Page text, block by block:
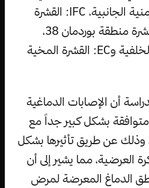
السفلي، LTC: القشرة الزمنية الجانبية، IFC: القشرة
الأمامية السفلية، TP: قشرة منطقة بوردمان 38،
PCC: القشرة الحزامية الخلفية وEC: القشرة المخية
أن الإصابات الدماغية
بشكل كبير جداً مع
وذلك عن طريق تأثيرها بشكل
العرضية، مما يشير إلى أن
الدماغ المعرضة لمرض